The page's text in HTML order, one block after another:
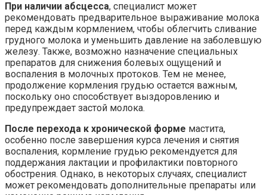
При наличии абсцесса, специалист может
рекомендовать предварительное выраживание молока
перед каждым кормлением, чтобы облегчить сливание
грудного молока и уменьшить давление на заболевшую
железу. Также, возможно назначение специальных
препаратов для снижения болевых ощущений и
воспаления в молочных протоков. Тем не менее,
продолжение кормления грудью остается важным,
поскольку оно способствует выздоровлению и
предупреждает застой молока.
После перехода к хронической форме мастита,
особенно после завершения курса лечения и снятия
воспаления, кормление грудью рекомендуется для
поддержания лактации и профилактики повторного
обострения. Однако, в некоторых случаях, специалист
может рекомендовать дополнительные препараты или